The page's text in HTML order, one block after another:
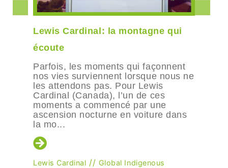
Lewis Cardinal: la montagne qui
écoute
Parfois, les moments qui façonnent
nos vies surviennent lorsque nous ne
les attendons pas. Pour Lewis
Cardinal (Canada), l’un de ces
moments a commencé par une
ascension nocturne en voiture dans
la mo...
Lewis Cardinal // Global Indigenous